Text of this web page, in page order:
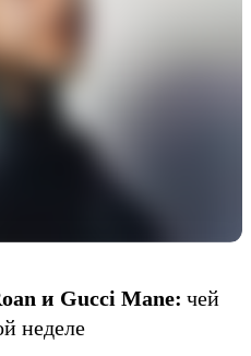
и Gucci Mane: чей
неделе